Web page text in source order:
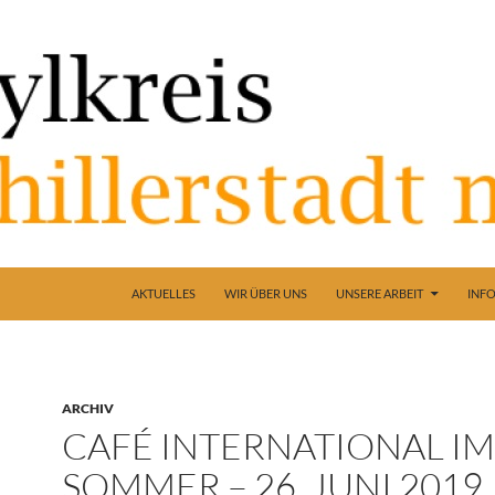
AKTUELLES WIR ÜBER UNS UNSERE ARBEIT
ARCHIV
CAFÉ INTERNATIONAL IM
SOMMER – 26. JUNI 2019